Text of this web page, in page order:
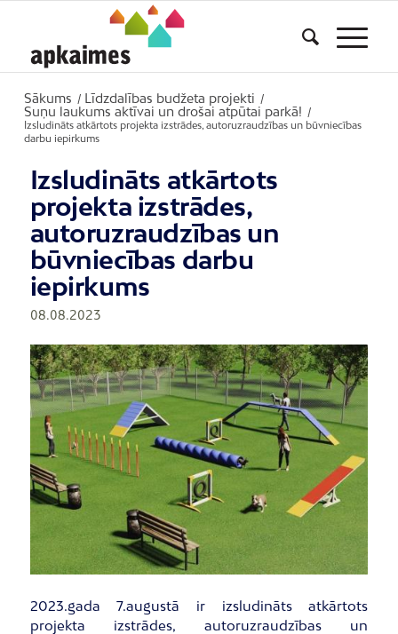
Sākums / Līdzdalības budžeta projekti /
Suņu laukums aktīvai un drošai atpūtai parkā!
/
Izsludināts atkārtots projekta izstrādes, autoruzraudzības un būvniecības
darbu iepirkums
Izsludināts atkārtots
projekta izstrādes,
autoruzraudzības un
būvniecības darbu
iepirkums
08.08.2023
2023.gada 7.augustā ir izsludināts atkārtots
projekta izstrādes, autoruzraudzības un